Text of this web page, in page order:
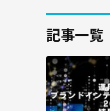
記事一覧